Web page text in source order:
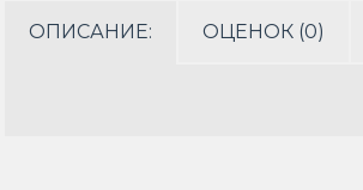
ОПИСАНИЕ: ОЦЕНОК (0)